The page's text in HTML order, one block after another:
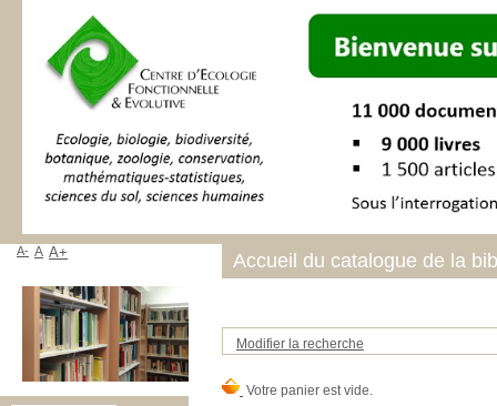
Modifier la recherche
Accueil du catalogue de la
A- A A+